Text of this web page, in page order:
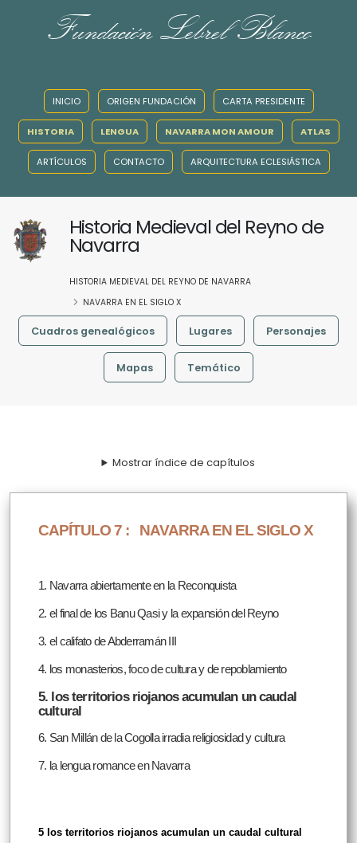
Fundación Lebrel Blanco
INICIO ORIGEN FUNDACIÓN CARTA PRESIDENTE
HISTORIA LENGUA NAVARRA MON AMOUR ATLAS
ARTÍCULOS CONTACTO ARQUITECTURA ECLESIÁSTICA
Historia Medieval del Reyno de
Navarra
HISTORIA MEDIEVAL DEL REYNO DE NAVARRA
NAVARRA EN EL SIGLO X
Cuadros genealógicos Lugares Personajes
Mapas Temático
Mostrar índice de capítulos
CAPÍTULO 7 : NAVARRA EN EL SIGLO X
1. Navarra abiertamente en la Reconquista
2. el final de los Banu Qasi y la expansión del Reyno
3. el califato de Abderramán III
4. los monasterios, foco de cultura y de repoblamiento
5. los territorios riojanos acumulan un caudal
cultural
6. San Millán de la Cogolla irradia religiosidad y cultura
7. la lengua romance en Navarra
5 los territorios riojanos acumulan un caudal cultural